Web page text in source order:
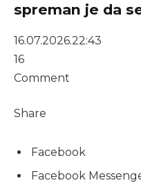
spreman je da
16.07.2026.22:43
16
Comment
Share
Facebook
Facebook